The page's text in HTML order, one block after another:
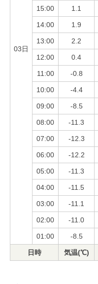
03日
15:00 1.1
14:00 1.9
13:00 2.2
12:00 0.4
11:00 -0.8
10:00 -4.4
09:00 -8.5
08:00 -11.3
07:00 -12.3
06:00 -12.2
05:00 -11.3
04:00 -11.5
03:00 -11.1
02:00 -11.0
01:00 -8.5
日時 気温(℃)